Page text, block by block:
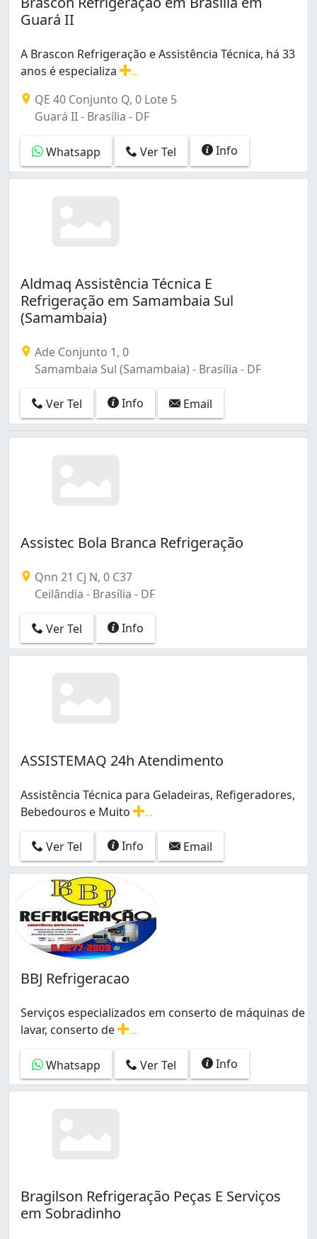
Guará II
A Brascon Refrigeração e Assistência Técnica, há 33
anos é especializa
QE 40 Conjunto Q, 0 Lote 5
Guará II - Brasília - DF
Whatsapp Ver Tel Info
Aldmaq Assistência Técnica E
Refrigeração em Samambaia Sul
(Samambaia)
Ade Conjunto 1, 0
Samambaia Sul (Samambaia) - Brasília - DF
Ver Tel Info Email
Assistec Bola Branca Refrigeração
Qnn 21 Cj N, 0 C37
Ceilândia - Brasília - DF
Ver Tel Info
ASSISTEMAQ 24h Atendimento
Assistência Técnica para Geladeiras, Refigeradores,
Bebedouros e Muito
Ver Tel
Info Email
BBJ Refrigeracao
Serviços especializados em conserto de máquinas de
lavar, conserto de
Whatsapp
Ver Tel Info
Bragilson Refrigeração Peças E Serviços
em Sobradinho